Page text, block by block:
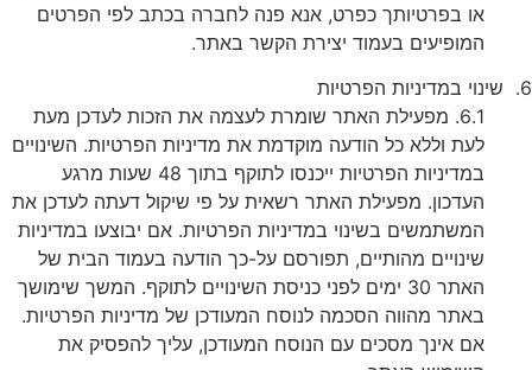
או בפרטיותך כפרט, אנא פנה לחברה בכתב לפי הפרטים
המופיעים בעמוד יצירת הקשר באתר.
6.1. מפעילת האתר שומרת לעצמה את הזכות לעדכן מעת
לעת וללא כל הודעה מוקדמת את מדיניות הפרטיות. השינויים
במדיניות הפרטיות ייכנסו לתוקף בתוך 48 שעות מרגע
העדכון. מפעילת האתר רשאית על פי שיקול דעתה לעדכן את
המשתמשים בשינוי במדיניות הפרטיות. אם יבוצעו במדיניות
שינויים מהותיים, תפורסם על-כך הודעה בעמוד הבית של
האתר 30 ימים לפני כניסת השינויים לתוקף. המשך שימושך
באתר מהווה הסכמה לנוסח המעודכן של מדיניות הפרטיות.
אם אינך מסכים עם הנוסח המעודכן, עליך להפסיק את